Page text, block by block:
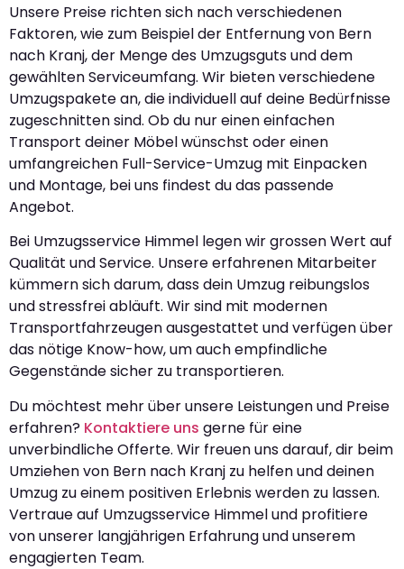
Unsere Preise richten sich nach verschiedenen
Faktoren, wie zum Beispiel der Entfernung von Bern
nach Kranj, der Menge des Umzugsguts und dem
gewählten Serviceumfang. Wir bieten verschiedene
Umzugspakete an, die individuell auf deine Bedürfnisse
zugeschnitten sind. Ob du nur einen einfachen
Transport deiner Möbel wünschst oder einen
umfangreichen Full-Service-Umzug mit Einpacken
und Montage, bei uns findest du das passende
Angebot.
Bei Umzugsservice Himmel legen wir grossen Wert auf
Qualität und Service. Unsere erfahrenen Mitarbeiter
kümmern sich darum, dass dein Umzug reibungslos
und stressfrei abläuft. Wir sind mit modernen
Transportfahrzeugen ausgestattet und verfügen über
das nötige Know-how, um auch empfindliche
Gegenstände sicher zu transportieren.
Du möchtest mehr über unsere Leistungen und Preise
erfahren? Kontaktiere uns gerne für eine
unverbindliche Offerte. Wir freuen uns darauf, dir beim
Umziehen von Bern nach Kranj zu helfen und deinen
Umzug zu einem positiven Erlebnis werden zu lassen.
Vertraue auf Umzugsservice Himmel und profitiere
von unserer langjährigen Erfahrung und unserem
engagierten Team.